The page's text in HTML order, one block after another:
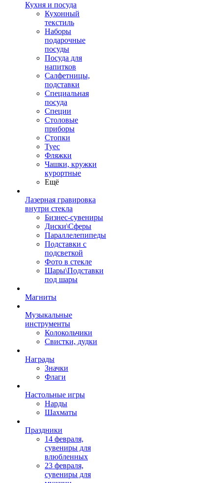
Кухня и посуда
Кухонный
текстиль
Наборы
подарочные
посуды
Посуда для
напитков
Салфетницы,
подставки
Специальная
посуда
Специи
Столовые
приборы
Стопки
Туес
Фляжки
Чашки, кружки
курортные
Ещё
Лазерная гравировка
внутри стекла
Бизнес-сувениры
Диски\Сферы
Параллелепипеды
Подставки с
подсветкой
Фото в стекле
Шары\Подставки
под шары
Магниты
Музыкальные
инструменты
Колокольчики
Свистки, дудки
Награды
Значки
Флаги
Настольные игры
Нарды
Шахматы
Праздники
14 февраля,
сувениры для
влюбленных
23 февраля,
сувениры для